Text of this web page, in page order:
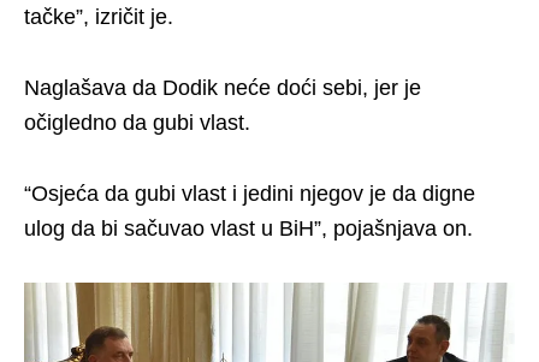
tačke”, izričit je.
Naglašava da Dodik neće doći sebi, jer je
očigledno da gubi vlast.
“Osjeća da gubi vlast i jedini njegov je da digne
ulog da bi sačuvao vlast u BiH”, pojašnjava on.